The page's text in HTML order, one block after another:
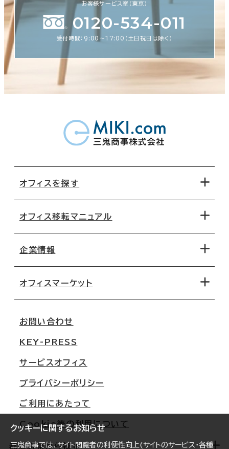
クッキーに関するお知らせ
三鬼商事では、サイト閲覧者の利便性向上(サイトのサービス・各種
お客様サービス室（東京）
0120-534-011
受付時間：9:00〜17:00（土日祝日は除く）
オフィスを探す
地図から探す
路線・駅から探す
オフィス移転マニュアル
移転コストシミュレーション
移転スケジュール
オフィス移転Q&A
企業情報
オフィスマーケット
大阪
名古屋
札幌
仙台
横浜
福岡
お問い合わせ
KEY-PRESS
サービスオフィス
プライバシーポリシー
ご利用にあたって
Cookie等の利用について
都道府県から探す